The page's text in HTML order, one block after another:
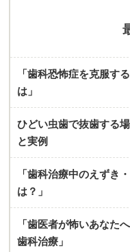
「歯科恐怖症を克服す
は」
ひどい虫歯で抜歯する
と実例
「歯科治療中のえずき
は？」
「歯医者が怖いあなた
歯科治療」